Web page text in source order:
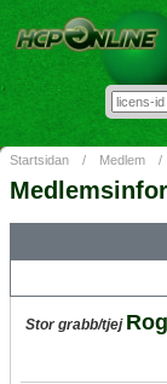
Startsidan / Medlem /
Stor grabb/tjej